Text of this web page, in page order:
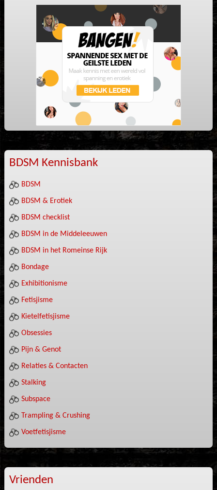
BDSM Kennisbank
BDSM
BDSM & Erotiek
BDSM checklist
BDSM in de Middeleeuwen
BDSM in het Romeinse Rijk
Bondage
Exhibitionisme
Fetisjisme
Kietelfetisjisme
Obsessies
Pijn & Genot
Relaties & Contacten
Stalking
Subspace
Trampling & Crushing
Voetfetisjisme
Vrienden